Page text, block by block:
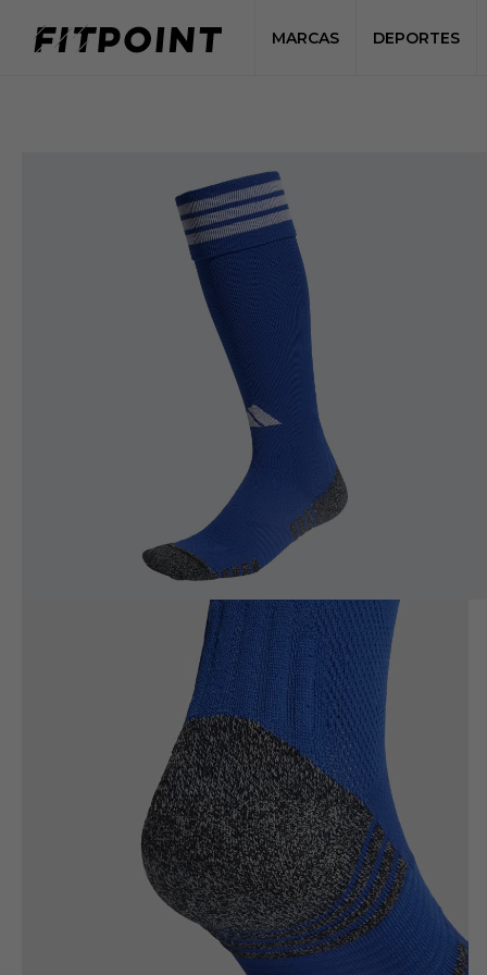
MARCAS DEPORTES